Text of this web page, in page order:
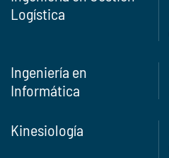
Logística
Ingeniería en
Informática
Kinesiología